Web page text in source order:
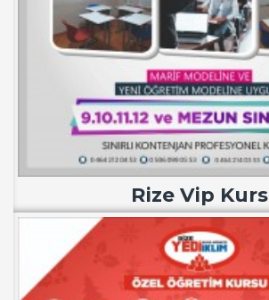
Rize Vip Kurs